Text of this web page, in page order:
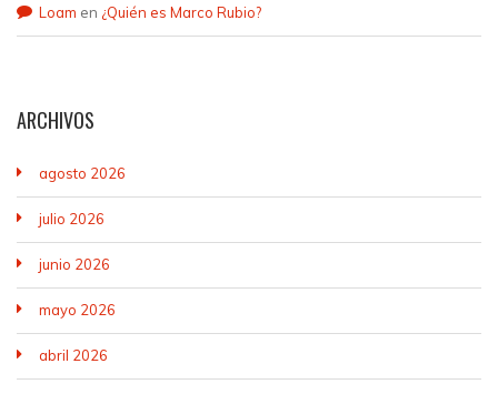
Loam en ¿Quién es Marco Rubio?
ARCHIVOS
agosto 2026
julio 2026
junio 2026
mayo 2026
abril 2026